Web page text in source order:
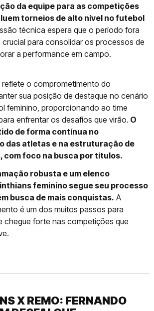
da equipe para as competições
torneios de alto nível no futebol
técnica espera que o período fora
crucial para consolidar os processos de
a performance em campo.
reflete o comprometimento do
sua posição de destaque no cenário
feminino, proporcionando ao time
enfrentar os desafios que virão. O
de forma contínua no
das atletas e na estruturação de
com foco na busca por títulos.
robusta e um elenco
feminino segue seu processo
busca de mais conquistas. A
é um dos muitos passos para
chegue forte nas competições que
X REMO: FERNANDO